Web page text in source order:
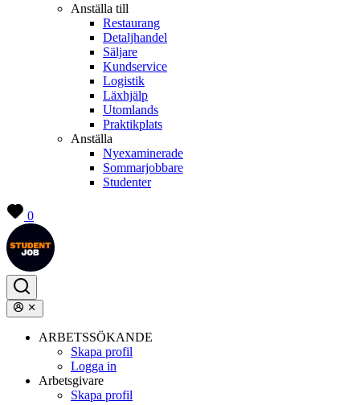
Anställa till
Restaurang
Detaljhandel
Säljare
Kundservice
Logistik
Läxhjälp
Utomlands
Praktikplats
Anställa
Nyexaminerade
Sommarjobbare
Studenter
0
ARBETSSÖKANDE
Skapa profil
Logga in
Arbetsgivare
Skapa profil